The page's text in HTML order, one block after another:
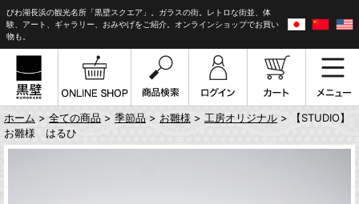
びわ湖長浜の観光名所「黒壁スクエア」。ガラスの街。レトロな街並、体
験、アート、ギャラリー、おみやげをご紹介。オンラインショップでお買い
物も。
ホーム > 全ての商品 > 季節品 > お雛様 > 工房オリジナル > 【STUDIO】
お雛様 はるひ